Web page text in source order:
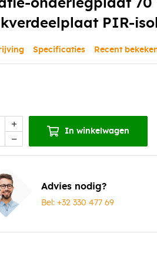
onderlegplaat 70
PIR-
Specificaties Recent
In winkelwagen
Advies nodig?
Bel: +32 330 477 69